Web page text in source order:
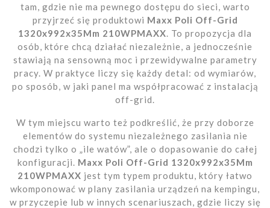
tam, gdzie nie ma pewnego dostępu do sieci, warto
przyjrzeć się produktowi Maxx Poli Off-Grid
1320x992x35Mm 210WPMAXX . To propozycja dla
osób, które chcą działać niezależnie, a jednocześnie
stawiają na sensowną moc i przewidywalne parametry
pracy. W praktyce liczy się każdy detal: od wymiarów,
po sposób, w jaki panel ma współpracować z instalacją
off-grid.
W tym miejscu warto też podkreślić, że przy doborze
elementów do systemu niezależnego zasilania nie
chodzi tylko o „ile watów”, ale o dopasowanie do całej
konfiguracji. Maxx Poli Off-Grid 1320x992x35Mm
210WPMAXX jest tym typem produktu, który łatwo
wkomponować w plany zasilania urządzeń na kempingu,
w przyczepie lub w innych scenariuszach, gdzie liczy się